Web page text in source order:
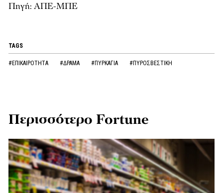
Πηγή: ΑΠΕ-ΜΠΕ
TAGS
#ΕΠΙΚΑΙΡΟΤΗΤΑ #ΔΡΑΜΑ #ΠΥΡΚΑΓΙΑ #ΠΥΡΟΣΒΕΣΤΙΚΗ
Περισσότερο Fortune